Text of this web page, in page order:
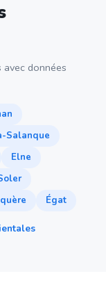
données
Salanque
Elne
Égat